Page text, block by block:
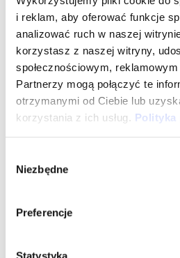
i reklam, aby oferować funkcje
analizować ruch w naszej
korzystasz z naszej witryny,
społecznościowym,
Partnerzy mogą połączyć te
otrzymanymi od Ciebie lub
korzystania z ich usług. Polityka
zgody
Niezbędne
Preferencje
WYSYŁKA W 24 H
RĘKI
30 dni na darmowy zwrot
Darmowa dostawa
Informacje o produkcie
wykonaną z białego złota
propozycja pierścionka na
rozmiarze pierścionka.